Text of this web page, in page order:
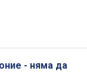
- няма да